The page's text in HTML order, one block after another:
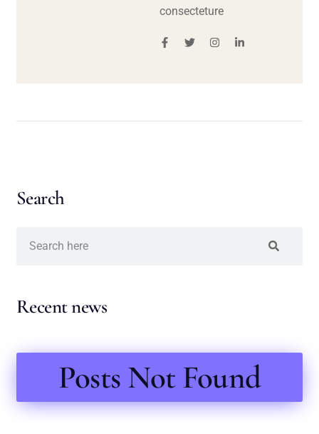
consecteture
Search
Recent news
Posts Not Found